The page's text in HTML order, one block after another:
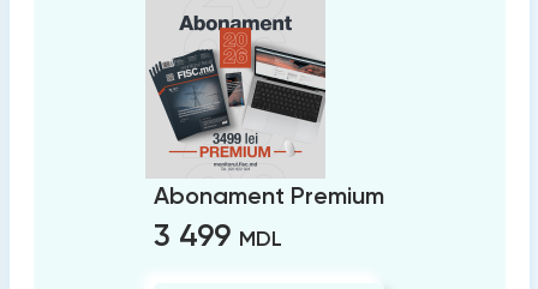
Abonament Premium
3 499 MDL